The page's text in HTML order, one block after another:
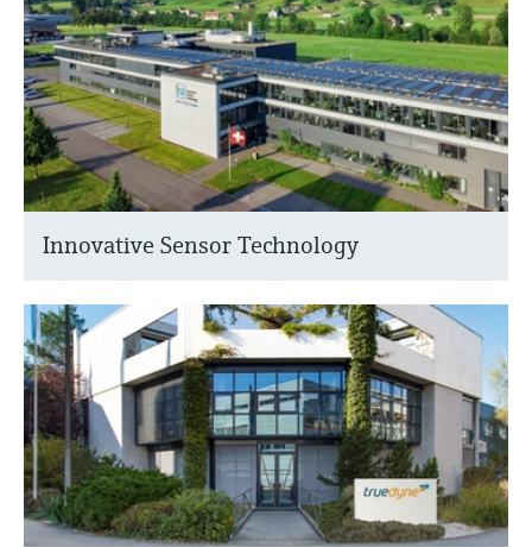
通过产品特性查找适当的测量设备、软件或
系统组件。
Applicator 选型和计算软件
通过应用参数查找、选择并配置产品
Device Viewer
查找产品具体信息和文档
您可通过产品型号、订单代码或序列号，轻
松查找所需备件。
机电式物位测量
微波限位栅物位测量
Level measurement with pressure
选购全部
金属分析仪
光度计
微波传输测量原理
Memosens数字技术
选购全部
数字化驱动流程工业转型升级
决策级过程透明度，赋能卓越运营
Innovative Sensor Technology